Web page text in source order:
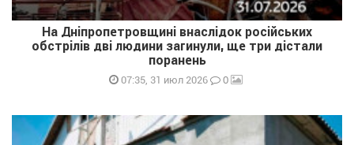
На Дніпропетровщині внаслідок російських
обстрілів дві людини загинули, ще три дістали
поранень
07:35, 31 июл 2026 0